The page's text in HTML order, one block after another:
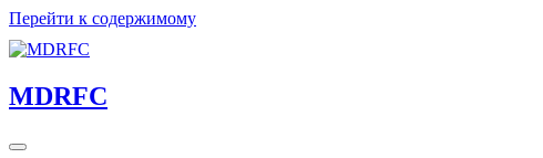
Перейти к содержимому
MDRFC